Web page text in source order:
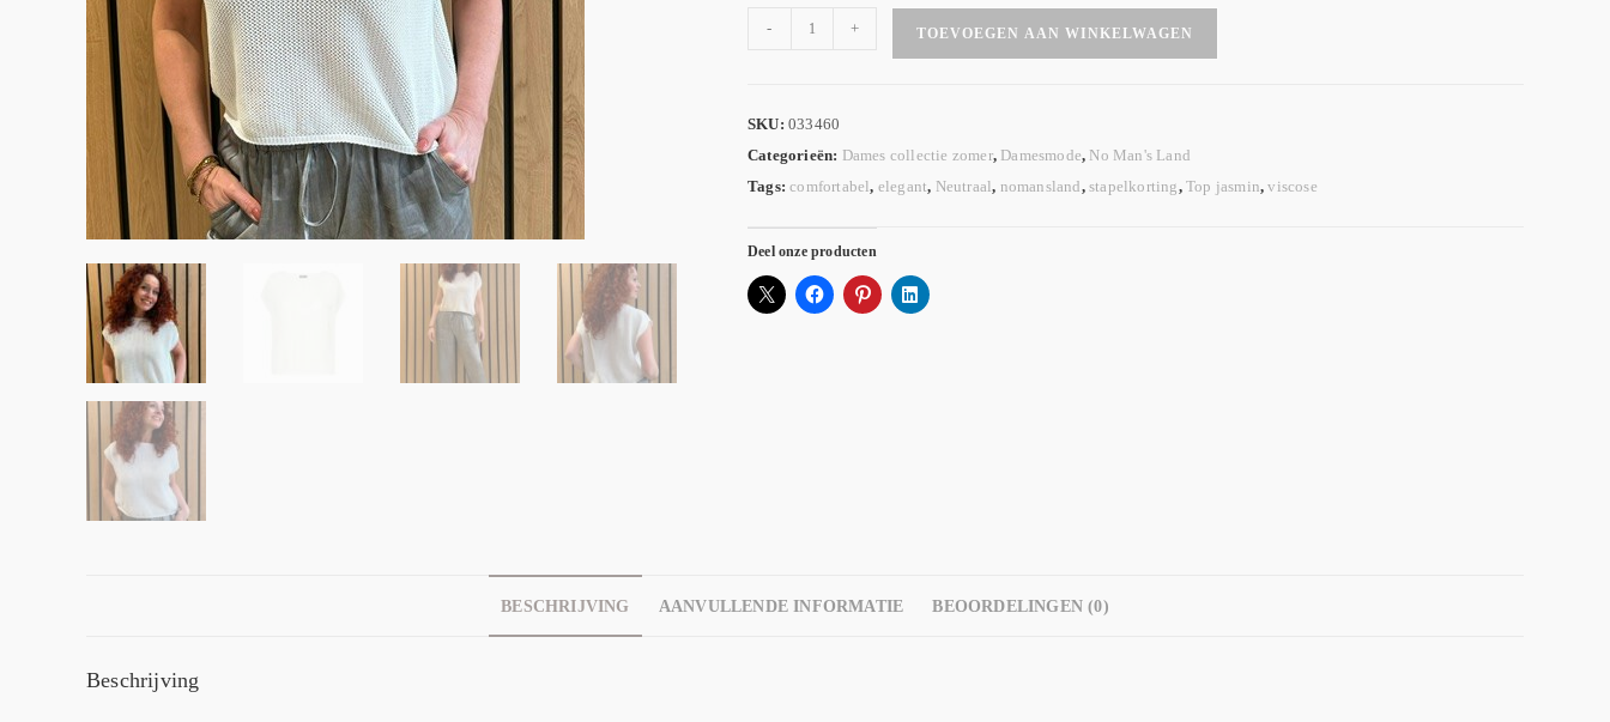
- + TOEVOEGEN AAN WINKELWAGEN
SKU: 033460
Categorieën: Dames collectie zomer, Damesmode, No Man's Land
Tags:comfortabel, elegant, Neutraal, nomansland,stapelkorting,Top jasmin,viscose
Deel onze producten
BESCHRIJVING AANVULLENDE INFORMATIE BEOORDELINGEN (0)
Beschrijving